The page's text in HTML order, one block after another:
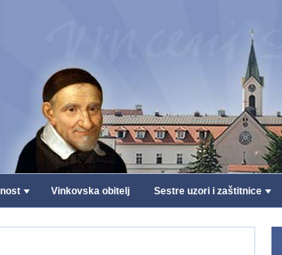
Vinkovska obitelj Sestre uzori i zaštitnice